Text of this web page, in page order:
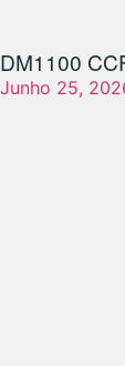
DM1100 CC
Junho 25,